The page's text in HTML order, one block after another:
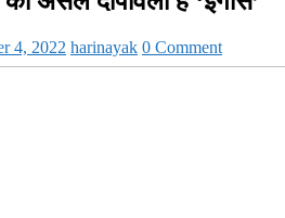
4, 2022 harinayak 0 Comment